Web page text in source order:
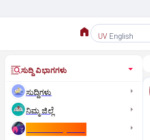
UV English
ಸುದ್ದಿ ವಿಭಾಗಗಳು
ಸುದ್ದಿಗಳು
ನಿಮ್ಮ ಜಿಲ್ಲೆ